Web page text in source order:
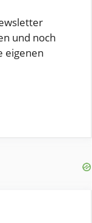
und noch
eigenen